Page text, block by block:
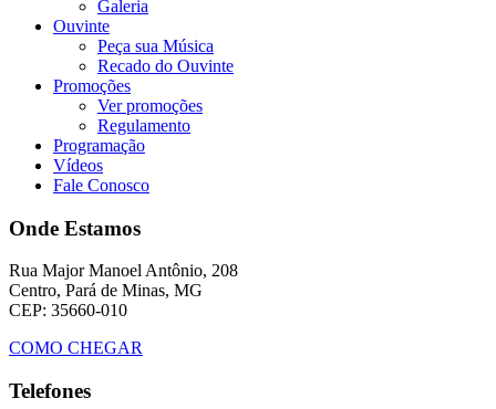
Galeria
Ouvinte
Peça sua Música
Recado do Ouvinte
Promoções
Ver promoções
Regulamento
Programação
Vídeos
Fale Conosco
Onde Estamos
Rua Major Manoel Antônio, 208
Centro, Pará de Minas, MG
CEP: 35660-010
COMO CHEGAR
Telefones